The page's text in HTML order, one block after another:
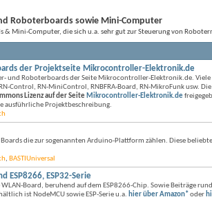
Roboterboards sowie Mini-Computer
& Mini-Computer, die sich u.a. sehr gut zur Steuerung von
der Projektseite Mikrocontroller-Elektronik.de
und Roboterboards der Seite Mikrocontroller-Elektronik.de.
Control, RN-MiniControl, RNBFRA-Board, RN-MikroFunk usw.
Lizenz auf der Seite Mikrocontroller-Elektronik.de
ausführliche Projektbeschreibung.
Boards die zur sogenannten Arduino-Plattform zählen. Diese
, BASTIUniversal
ESP8266, ESP32-Serie
Board, beruhend auf dem ESP8266-Chip. Sowie Beiträge
ist NodeMCU sowie ESP-Serie u.a. hier über Amazon*oder